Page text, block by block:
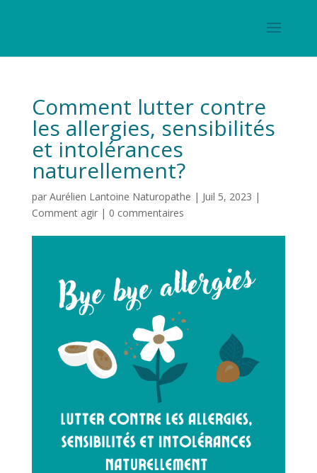
Comment lutter contre
les allergies, sensibilités
et intolérances
naturellement?
par Aurélien Lantoine Naturopathe | Juil 5, 2023 |
Comment agir| 0 commentaires